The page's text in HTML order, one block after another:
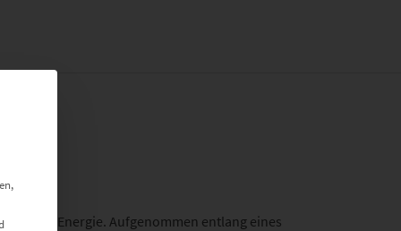
Energie. Aufgenommen entlang eines